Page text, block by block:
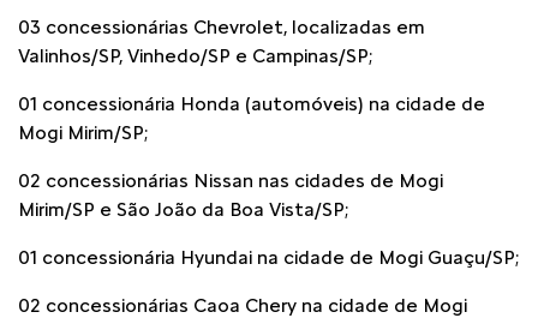
03 concessionárias Chevrolet, localizadas em
Valinhos/SP, Vinhedo/SP e Campinas/SP;
01 concessionária Honda (automóveis) na cidade de
Mogi Mirim/SP;
02 concessionárias Nissan nas cidades de Mogi
Mirim/SP e São João da Boa Vista/SP;
01 concessionária Hyundai na cidade de Mogi Guaçu/SP;
02 concessionárias Caoa Chery na cidade de Mogi